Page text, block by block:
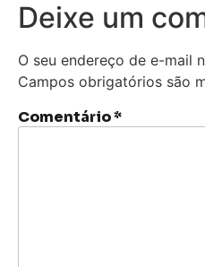
Deixe um
O seu endereço de e-mail
Campos obrigatórios são
Comentário*